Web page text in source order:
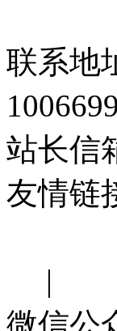
联系地
站长信
友情链
|